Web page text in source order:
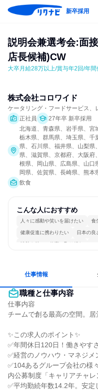
新卒採用
説明会兼選考会:面
店長候補)CW
大卒月給28万以上/賞与年2回/年
株式会社コロワイド
ケータリング・フードサービス、
正社員
27年卒 新卒採用
北海道、青森県、岩手県、宮
栃木県、群馬県、埼玉県、千
県、石川県、福井県、山梨
県、滋賀県、京都府、大阪府
根県、岡山県、広島県、山口
岡県、佐賀県、長崎県、熊
飲食
こんな人におすすめ
人々に感動や笑いを届けたい 食
健康促進に携わりたい 日本の良
情熱を持って仕事に取り組む
仕事情報
職種と仕事内容
仕事内容
チームで創る最高の空間。
✨この求人のポイント✨
✅年間休日120日！働きやす
✅経営のノウハウ・マネジメ
✅104あるグループ会社の様
内公募制度「キャリアチャレ
✅平均勤続年数14.2年。安定